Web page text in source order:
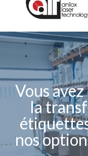
Vous
la
nos